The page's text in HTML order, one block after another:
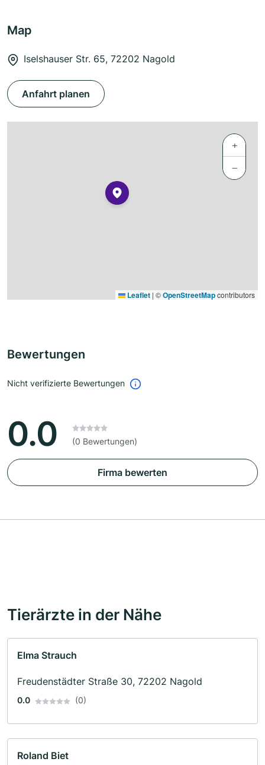
Map
Iselshauser Str. 65, 72202 Nagold
Anfahrt planen
+
−
Leaflet | ©OpenStreetMapcontributors
Bewertungen
Nicht verifizierte Bewertungen
0.0 (0 Bewertungen)
Firma bewerten
Tierärzte in der Nähe
Elma Strauch
Freudenstädter Straße 30, 72202 Nagold
0.0 (0)
Roland Biet